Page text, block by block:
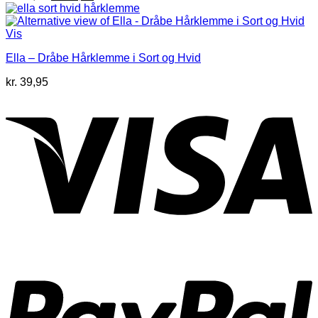
oprindelige
pris
aktuelle
pris
Vis
Ella – Dråbe Hårklemme i Sort og Hvid
kr. 39,95